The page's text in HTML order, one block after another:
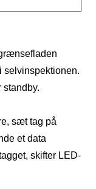
selvinspektionen.
standby.
sæt tag på
et data
skifter LED-